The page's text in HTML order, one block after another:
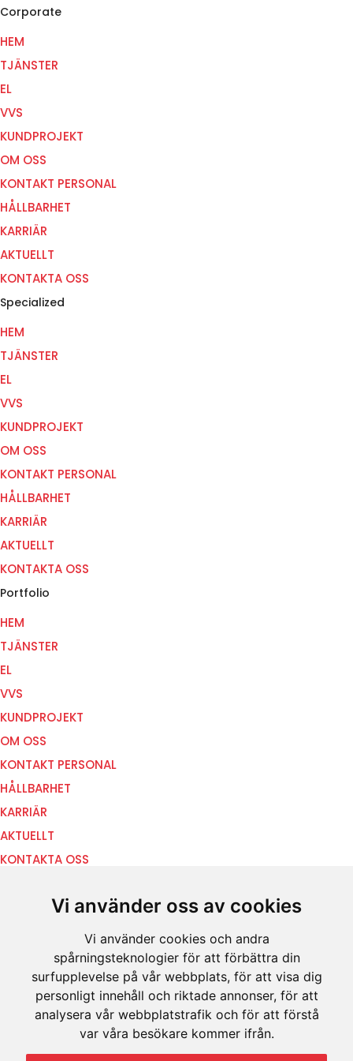
Vi använder oss av cookies
Vi använder cookies och andra
spårningsteknologier för att förbättra din
surfupplevelse på vår webbplats, för att visa dig
personligt innehåll och riktade annonser, för att
analysera vår webbplatstrafik och för att förstå
var våra besökare kommer ifrån.
Corporate
HEM
TJÄNSTER
EL
VVS
KUNDPROJEKT
OM OSS
KONTAKT PERSONAL
HÅLLBARHET
KARRIÄR
AKTUELLT
KONTAKTA OSS
Specialized
HEM
TJÄNSTER
EL
VVS
KUNDPROJEKT
OM OSS
KONTAKT PERSONAL
HÅLLBARHET
KARRIÄR
AKTUELLT
KONTAKTA OSS
Portfolio
HEM
TJÄNSTER
EL
VVS
KUNDPROJEKT
OM OSS
KONTAKT PERSONAL
HÅLLBARHET
KARRIÄR
AKTUELLT
KONTAKTA OSS
KUNDPROJEKT
KONTAKT PERSONAL